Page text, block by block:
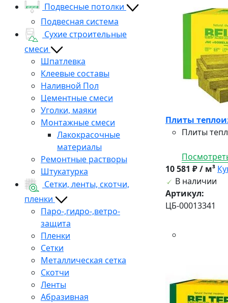
Подвесные потолки
Подвесная система
Сухие строительные
смеси
Шпатлевка
Клеевые составы
Наливной Пол
Цементные смеси
Уголки, маяки
Монтажные смеси
Лакокрасочные
материалы
Ремонтные растворы
Штукатурка
Сетки, ленты, скотчи,
пленки
Паро-,гидро-,ветро-
защита
Пленки
Сетки
Металлическая сетка
Скотчи
Ленты
Абразивная
Плиты
Плиты
10 581 ₽ / м³
В наличии
Артикул:
ЦБ-00013341